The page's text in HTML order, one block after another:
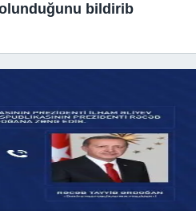
olunduğunu bildirib